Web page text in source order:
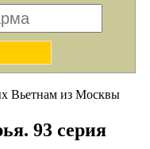
Вьетнам из Москвы
93 серия